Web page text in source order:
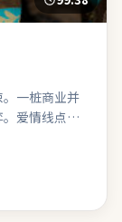
一桩商业并
爱情线点到
材感到疲劳